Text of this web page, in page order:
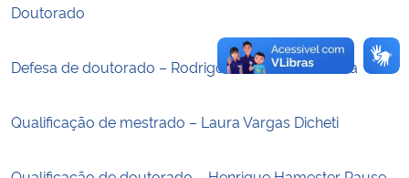
Advocacia-Geral da União
Banco Central do Brasil
Doutorado
Defesa de doutorado – Rodrigo dos Santos Oliveira
Qualificação de mestrado – Laura Vargas Dicheti